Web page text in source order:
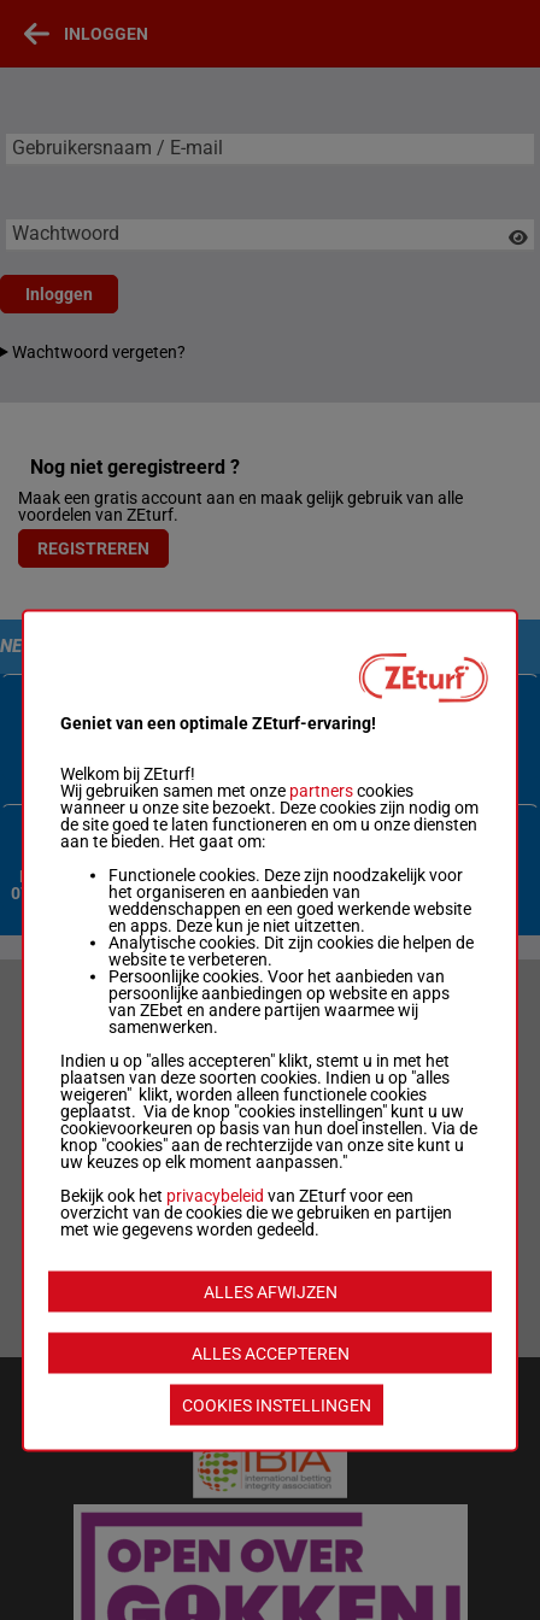
INLOGGEN
Gebruikersnaam / E-mail
Wachtwoord
Inloggen
Wachtwoord vergeten?
Nog niet geregistreerd ?
Maak een gratis account aan en maak gelijk gebruik van alle
voordelen van ZEturf.
REGISTREREN
NEEM CONTACT MET ONS OP
Nederland:
070 3380 365
VERANTWOORD WEDDEN & PRIVACYVERKLARING
LIMIETEN & SESSIEDETAILS
ALGEMENE VOORWAARDEN
WEDREGELS & TOTALISATORREGLEMENT
VEILIGHEID EN BETROUWBAARHEID
Wat kost gokken jou? Stop op tijd.
Geniet van een optimale ZEturf-ervaring!
Welkom bij ZEturf!
Wij gebruiken samen met onze partnerscookies
wanneer u onze site bezoekt. Deze cookies zijn nodig om
de site goed te laten functioneren en om u onze diensten
aan te bieden. Het gaat om:
Functionele cookies. Deze zijn noodzakelijk voor
het organiseren en aanbieden van
weddenschappen en een goed werkende website
en apps. Deze kun je niet uitzetten.
Analytische cookies. Dit zijn cookies die helpen de
website te verbeteren.
Persoonlijke cookies. Voor het aanbieden van
persoonlijke aanbiedingen op website en apps
van ZEbet en andere partijen waarmee wij
samenwerken.
Indien u op "alles accepteren" klikt, stemt u in met het
plaatsen van deze soorten cookies. Indien u op "alles
weigeren" klikt, worden alleen functionele cookies
geplaatst. Via de knop "cookies instellingen" kunt u uw
cookievoorkeuren op basis van hun doel instellen. Via de
knop "cookies" aan de rechterzijde van onze site kunt u
uw keuzes op elk moment aanpassen."
Bekijk ook het privacybeleid van ZEturf voor een
overzicht van de cookies die we gebruiken en partijen
met wie gegevens worden gedeeld.
ALLES ACCEPTEREN
ALLES AFWIJZEN
COOKIES INSTELLINGEN